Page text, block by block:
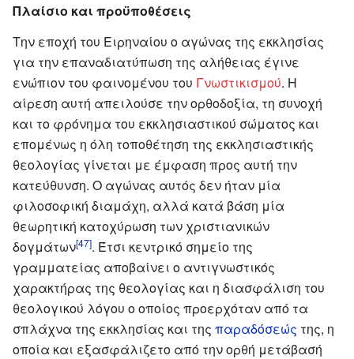
Πλαίσιο και προϋποθέσεις
Την εποχή του Ειρηναίου ο αγώνας της εκκλησίας
για την επαναδιατύπωση της αλήθειας έγινε
ενώπιον του φαινομένου του Γνωστικισμού. Η
αίρεση αυτή απειλούσε την ορθοδοξία, τη συνοχή
και το φρόνημα του εκκλησιαστικού σώματος και
επομένως η όλη τοποθέτηση της εκκλησιαστικής
θεολογίας γίνεται με έμφαση προς αυτή την
κατεύθυνση. Ο αγώνας αυτός δεν ήταν μία
φιλοσοφική διαμάχη, αλλά κατά βάση μία
θεωρητική κατοχύρωση των χριστιανικών
δογμάτων[47]. Έτσι κεντρικό σημείο της
γραμματείας αποβαίνει ο αντιγνωστικός
χαρακτήρας της θεολογίας και η διασφάλιση του
θεολογικού λόγου ο οποίος προερχόταν από τα
σπλάχνα της εκκλησίας και της παραδόσεώς της, η
οποία και εξασφάλιζετο από την ορθή μετάβασή